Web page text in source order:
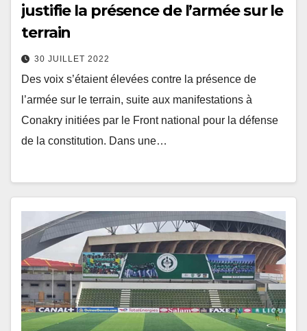
justifie la présence de l’armée sur le
terrain
30 JUILLET 2022
Des voix s’étaient élevées contre la présence de
l’armée sur le terrain, suite aux manifestations à
Conakry initiées par le Front national pour la défense
de la constitution. Dans une…